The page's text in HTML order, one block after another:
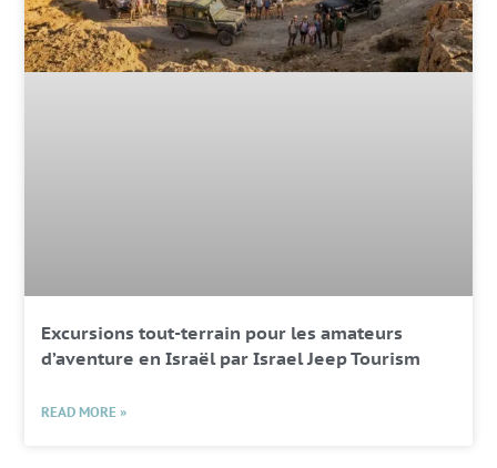
Excursions tout-terrain pour les amateurs
d’aventure en Israël par Israel Jeep Tourism
READ MORE »